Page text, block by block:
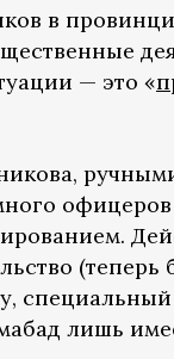
в
— это «
(теперь
специальный
лишь